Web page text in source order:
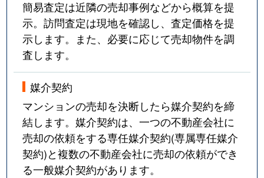
簡易査定は近隣の売却事例などから概算を提
示。訪問査定は現地を確認し、査定価格を提
示します。また、必要に応じて売却物件を調
査します。
媒介契約
マンションの売却を決断したら媒介契約を締
結します。媒介契約は、一つの不動産会社に
売却の依頼をする専任媒介契約(専属専任媒介
契約)と複数の不動産会社に売却の依頼ができ
る一般媒介契約があります。